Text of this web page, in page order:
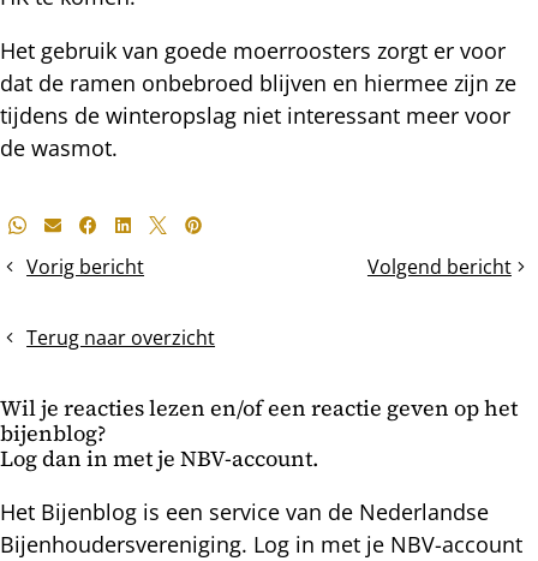
Het gebruik van goede moerroosters zorgt er voor
dat de ramen onbebroed blijven en hiermee zijn ze
tijdens de winteropslag niet interessant meer voor
de wasmot.
Deel
bericht
Whatsapp
E-mailFacebook
LinkedIn
X Pinterest
Vorig bericht
Het
Volgend bericht
Een
Terug naar overzicht
Wil je reacties lezen en/of een reactie geven op het
bijenblog?
Log dan in met je NBV-account.
Het Bijenblog is een service van de Nederlandse
Bijenhoudersvereniging. Log in met je NBV-account